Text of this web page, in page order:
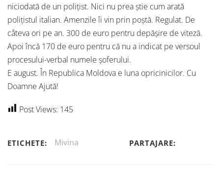
niciodată de un polițist. Nici nu prea știe cum arată
polițistul italian. Amenzile îi vin prin poștă. Regulat. De
câteva ori pe an. 300 de euro pentru depășire de viteză.
Apoi încă 170 de euro pentru că nu a indicat pe versoul
procesului-verbal numele șoferului.
E august. În Republica Moldova e luna opricinicilor. Cu
Doamne Ajută!
Post Views: 145
ETICHETE: Mivina PARTAJARE: